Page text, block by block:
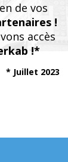
de vos
!
accès
!*
* Juillet 2023